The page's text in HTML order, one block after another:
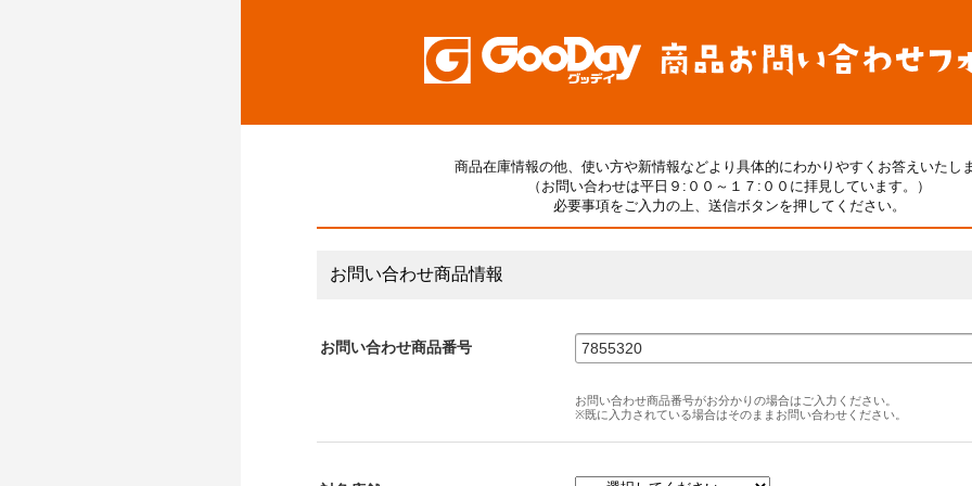
商品在庫情報の他、使い方や新情報などより具体的にわかりやすくお答えいたし
（お問い合わせは平日９:００～１７:００に拝見しています。）
必要事項をご入力の上、送信ボタンを押してください。
お問い合わせ商品情報
お問い合わせ商品番号
お問い合わせ商品番号がお分かりの場合はご入力ください。
※既に入力されている場合はそのままお問い合わせください。